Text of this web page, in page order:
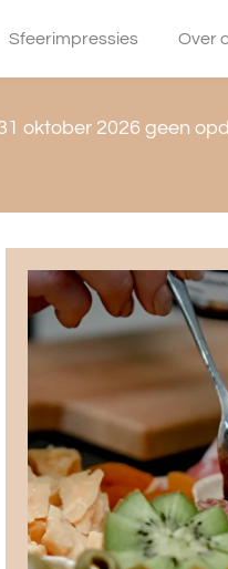
Sfeerimpressies Over
oktober 2026 geen